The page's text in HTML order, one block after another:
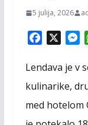
5 julija, 2026
c
o
M
s
n
Lendava je v
kulinarike,
med hotelom